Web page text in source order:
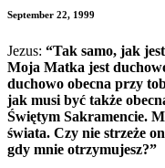
September 22, 1999
Jezus: “Tak samo, jak
Moja Matka jest
duchowo obecna przy
jak musi być także
Świętym Sakramencie.
świata. Czy nie strzeże
gdy mnie otrzymujesz?”